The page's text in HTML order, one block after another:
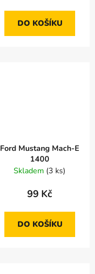
DO KOŠÍKU
Ford Mustang Mach-E
1400
Skladem (3 ks)
99 Kč
DO KOŠÍKU